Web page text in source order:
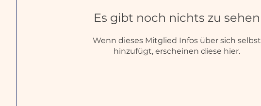
Es gibt noch nichts zu sehen
Wenn dieses Mitglied Infos über sich selbst
hinzufügt, erscheinen diese hier.